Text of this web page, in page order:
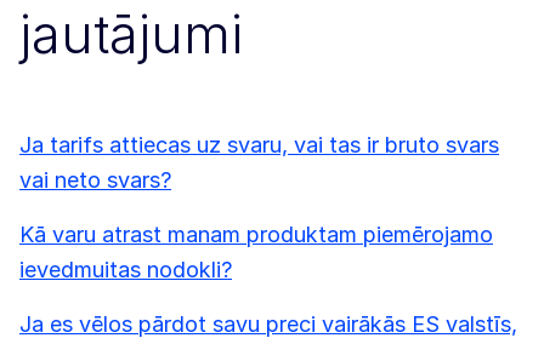
jautājumi
Ja tarifs attiecas uz svaru, vai tas ir bruto svars
vai neto svars?
Kā varu atrast manam produktam piemērojamo
ievedmuitas nodokli?
Ja es vēlos pārdot savu preci vairākās ES valstīs,